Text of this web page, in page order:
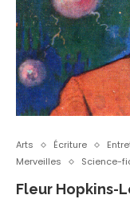
Arts Écriture
Merveilles
Science-
Fleur Hopkins-